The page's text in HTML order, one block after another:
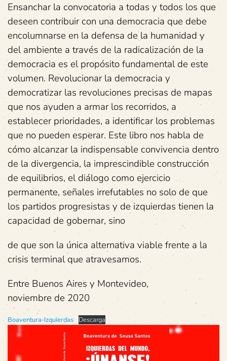
Ensanchar la convocatoria a todas y todos los que
deseen contribuir con una democracia que debe
encolumnarse en la defensa de la humanidad y
del ambiente a través de la radicalización de la
democracia es el propósito fundamental de este
volumen. Revolucionar la democracia y
democratizar las revoluciones precisas de mapas
que nos ayuden a armar los recorridos, a
establecer prioridades, a identificar los problemas
que no pueden esperar. Este libro nos habla de
cómo alcanzar la indispensable convivencia dentro
de la divergencia, la imprescindible construcción
de equilibrios, el diálogo como ejercicio
permanente, señales irrefutables no solo de que
los partidos progresistas y de izquierdas tienen la
capacidad de gobernar, sino
de que son la única alternativa viable frente a la
crisis terminal que atravesamos.
Entre Buenos Aires y Montevideo,
noviembre de 2020
Boaventura-Izquierdas Descarga